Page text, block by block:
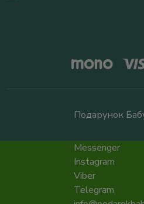
Подарунок
Messenger
Instagram
Viber
Telegram